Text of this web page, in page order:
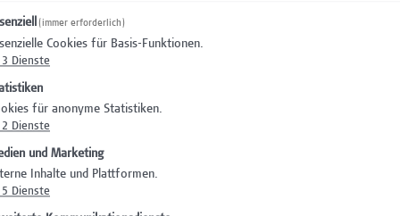
ein abwechslungsreiches und spannendes
Arbeitsumfeld vor
(immer erforderlich)
Cookies für Basis-Funktionen.
3 Dienste
für anonyme Statistiken.
2 Dienste
und Marketing
Inhalte und Plattformen.
5 Dienste